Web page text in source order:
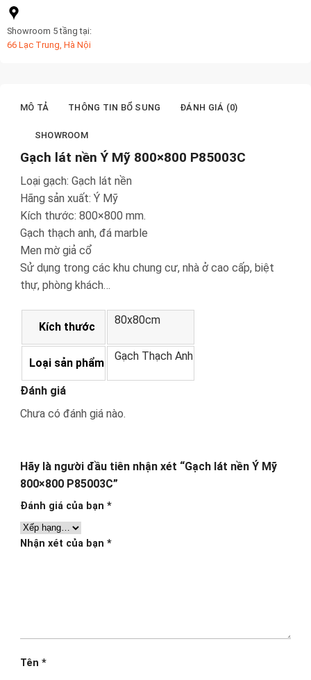
Showroom 5 tầng tại:
66 Lạc Trung, Hà Nội
MÔ TẢ THÔNG TIN BỔ SUNG ĐÁNH GIÁ (0)
SHOWROOM
Gạch lát nền Ý Mỹ 800×800 P85003C
Loại gạch: Gạch lát nền
Hãng sản xuất: Ý Mỹ
Kích thước: 800×800 mm.
Gạch thạch anh, đá marble
Men mờ giả cổ
Sử dụng trong các khu chung cư, nhà ở cao cấp, biệt
thự, phòng khách…
Kích thước
80x80cm
Loại sản phẩm
Gạch Thạch Anh
Đánh giá
Chưa có đánh giá nào.
Hãy là người đầu tiên nhận xét “Gạch lát nền Ý Mỹ
800×800 P85003C”
Đánh giá của bạn *
Nhận xét của bạn *
Tên *